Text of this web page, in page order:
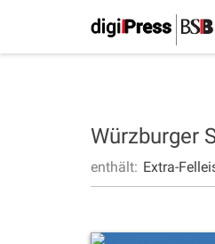
Würzburger
enthält: Extra-